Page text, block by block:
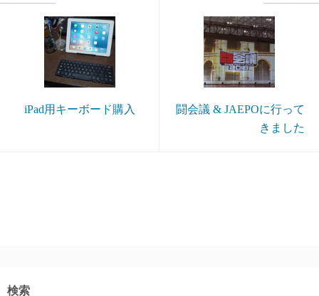
iPad用キーボード購入
闘会議 & JAEPOに行って
きました
検索